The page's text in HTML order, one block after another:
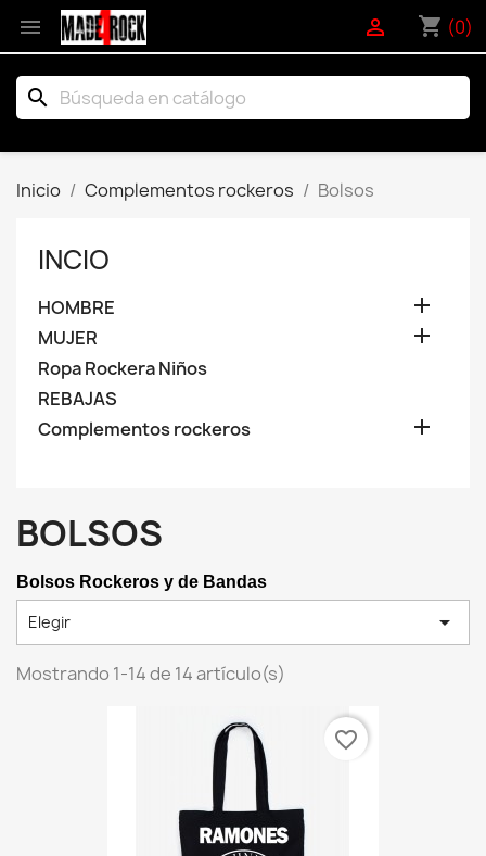
 shopping_cart (0)

search
Inicio Complementos rockeros Bolsos
INCIO
HOMBRE 
MUJER 
Ropa Rockera Niños
REBAJAS
Complementos rockeros

BOLSOS
Bolsos Rockeros y de Bandas
Elegir 
Mostrando 1-14 de 14 artículo(s)
favorite_border